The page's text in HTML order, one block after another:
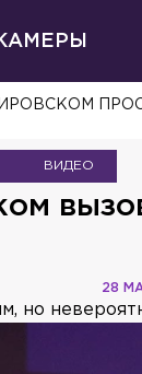
ВИДЕО
28
но